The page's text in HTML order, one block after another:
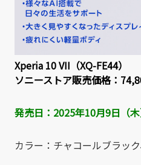
Xperia 10 VII（XQ-FE44）
ソニーストア販売価格：
発売日：2025年10月9日（
カラー：チャコールブラッ